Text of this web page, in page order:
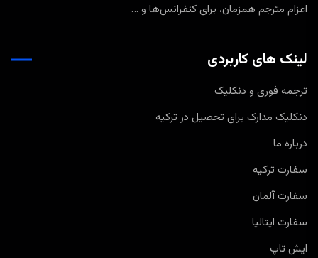
اعزام مترجم همزمان، برای کنفرانس‌ها و …
لینک های کاربردی
ترجمه فوری و دنکلیک
دنکلیک مدارک برای تحصیل در ترکیه
درباره ما
سفارت ترکیه
سفارت آلمان
سفارت ایتالیا
ایش تاپ